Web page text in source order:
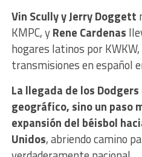
Vin Scully y Jerry Doggett
KMPC, yRene Cardenas
hogares latinos por
transmisiones en español
La llegada de los
geográfico, sino un paso
expansión del béisbol
Unidos, abriendo camino